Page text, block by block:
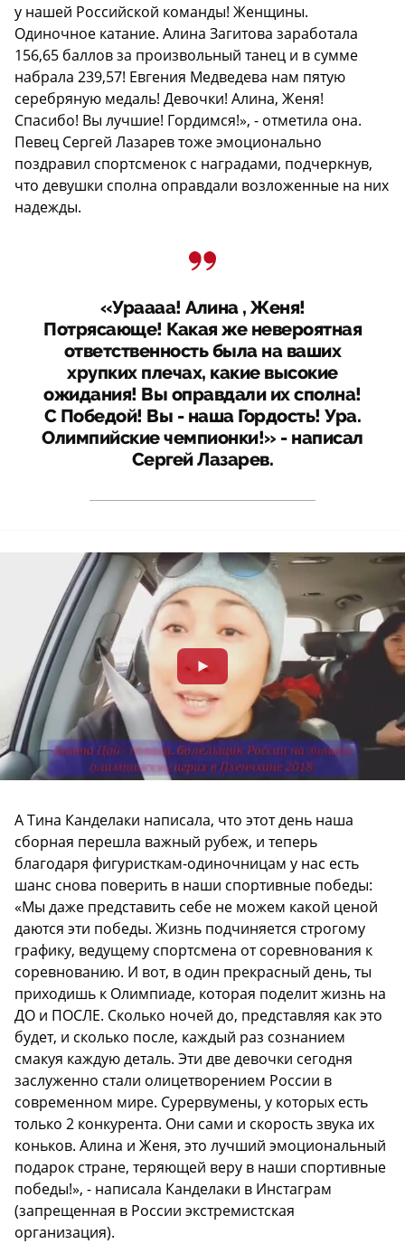
у нашей Российской команды! Женщины.
Одиночное катание. Алина Загитова заработала
156,65 баллов за произвольный танец и в сумме
набрала 239,57! Евгения Медведева нам пятую
серебряную медаль! Девочки! Алина, Женя!
Спасибо! Вы лучшие! Гордимся!», - отметила она.
Певец Сергей Лазарев тоже эмоционально
поздравил спортсменок с наградами, подчеркнув,
что девушки сполна оправдали возложенные на них
надежды.
«Ураааа! Алина , Женя!
Потрясающе! Какая же невероятная
ответственность была на ваших
хрупких плечах, какие высокие
ожидания! Вы оправдали их сполна!
С Победой! Вы - наша Гордость! Ура.
Олимпийские чемпионки!» - написал
Сергей Лазарев.
А Тина Канделаки написала, что этот день наша
сборная перешла важный рубеж, и теперь
благодаря фигуристкам-одиночницам у нас есть
шанс снова поверить в наши спортивные победы:
«Мы даже представить себе не можем какой ценой
даются эти победы. Жизнь подчиняется строгому
графику, ведущему спортсмена от соревнования к
соревнованию. И вот, в один прекрасный день, ты
приходишь к Олимпиаде, которая поделит жизнь на
ДО и ПОСЛЕ. Сколько ночей до, представляя как это
будет, и сколько после, каждый раз сознанием
смакуя каждую деталь. Эти две девочки сегодня
заслуженно стали олицетворением России в
современном мире. Сурервумены, у которых есть
только 2 конкурента. Они сами и скорость звука их
коньков. Алина и Женя, это лучший эмоциональный
подарок стране, теряющей веру в наши спортивные
победы!», - написала Канделаки в Инстаграм
(запрещенная в России экстремистская
организация).